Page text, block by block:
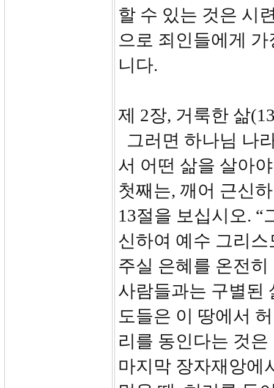
할 수 있는 것은 시
으로 죄인들에게
니다.
제 2장, 거룩한 삶
그러면 하나님 나
서 어떤 삶을 살아
첫째는, 깨어 근신
13절을 보십시오. “
신하여 예수 그리
주실 은혜를 온전
사람들과는 구별된
도들은 이 땅에서
리를 동인다는 것
마지막 장자재앙에